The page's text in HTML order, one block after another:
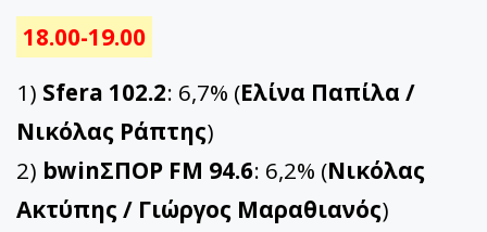
18.00-19.00
1) Sfera 102.2: 6,7% (Ελίνα Παπίλα /
Νικόλας Ράπτης)
2) bwinΣΠΟΡ FM 94.6: 6,2% (Νικόλας
Ακτύπης / Γιώργος Μαραθιανός)